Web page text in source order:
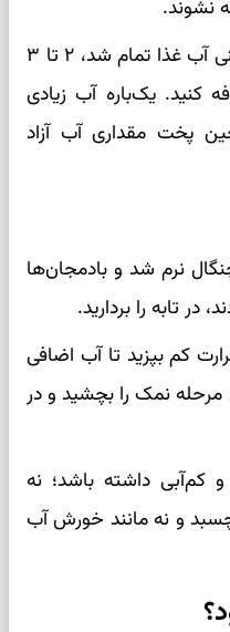
نشوند.
اگر پیش از پخت کامل سیب‌زمینی آب غذا تمام شد، ۲ تا ۳
یک‌باره آب زیادی
پخت مقداری آب آزاد
نرم شد و بادمجان‌ها
تابه را بردارید.
روی حرارت کم بپزید تا آب اضافی
نمک را بچشید و در
کم‌آبی داشته باشد؛ نه
و نه مانند خورش آب